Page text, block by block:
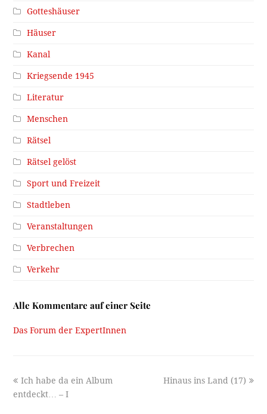
Gotteshäuser
Häuser
Kanal
Kriegsende 1945
Literatur
Menschen
Rätsel
Rätsel gelöst
Sport und Freizeit
Stadtleben
Veranstaltungen
Verbrechen
Verkehr
Alle Kommentare auf einer Seite
Das Forum der ExpertInnen
previous
post:
Ich habe da ein Album
entdeckt… – I
next
Hinaus ins Land (17)